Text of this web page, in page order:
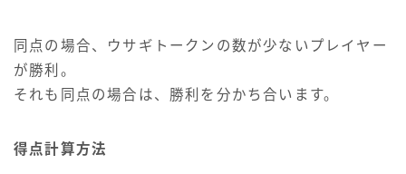
同点の場合、ウサギトークンの数が少ないプレイヤー
が勝利。
それも同点の場合は、勝利を分かち合います。
得点計算方法